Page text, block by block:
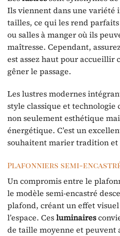
Ils viennent dans une variété
tailles, ce qui les rend
ou salles à manger où ils
maîtresse. Cependant,
est assez haut pour accueillir
gêner le passage.
Les lustres modernes
style classique et
non seulement esthétique
énergétique. C’est un
souhaitent marier tradition
Plafonniers semi-
Un compromis entre le
le modèle semi-encastré
plafond, créant un effet
l’espace. Cesluminaires
de taille moyenne et peuvent